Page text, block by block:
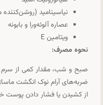
نیاسینامید (روشن‌کننده
عصاره آلوئه‌ورا و بابونه
ویتامین E
نحوه مصرف:
صبح و شب، مقدار کمی از سرم
ضربه‌های آرام نوک انگشت
از کشیدن یا فشار دادن پوست